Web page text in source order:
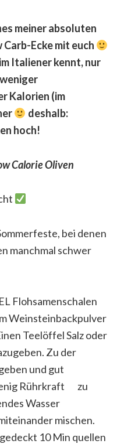
meiner absoluten
Ecke mit euch
Italiener kennt, nur
Kalorien (im
deshalb:
hoch!
Calorie Oliven
bei denen
manchmal schwer
Flohsamenschalen
Weinsteinbackpulver
Teelöffel Salz oder
Zu der
und gut
Rührkraft
zu
Wasser
mischen.
10 Min quellen